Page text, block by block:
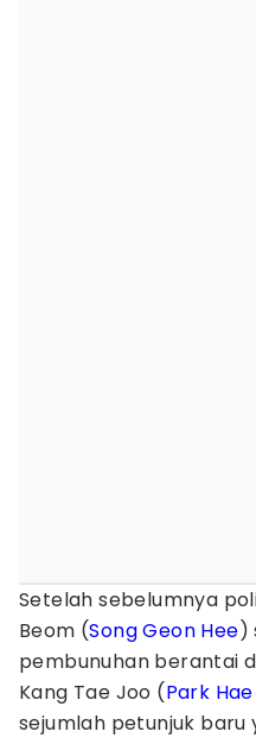
Setelah sebelumnya
Beom (Song Geon Hee)
pembunuhan berantai
Kang Tae Joo (Park
sejumlah petunjuk